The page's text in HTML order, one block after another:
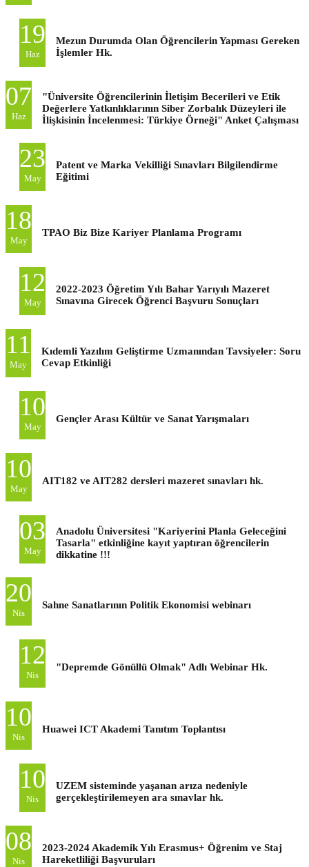
19
Haz
Mezun Durumda Olan Öğrencilerin Yapması Gereken
İşlemler Hk.
07
Haz
"Üniversite Öğrencilerinin İletişim Becerileri ve Etik
Değerlere Yatkınlıklarının Siber Zorbalık Düzeyleri ile
İlişkisinin İncelenmesi: Türkiye Örneği" Anket Çalışması
23
May
Patent ve Marka Vekilliği Sınavları Bilgilendirme
Eğitimi
18
May
TPAO Biz Bize Kariyer Planlama Programı
12
May
2022-2023 Öğretim Yılı Bahar Yarıyılı Mazeret
Sınavına Girecek Öğrenci Başvuru Sonuçları
11
May
Kıdemli Yazılım Geliştirme Uzmanından Tavsiyeler: Soru
Cevap Etkinliği
10
May
Gençler Arası Kültür ve Sanat Yarışmaları
10
May
AIT182 ve AIT282 dersleri mazeret sınavları hk.
03
May
Anadolu Üniversitesi "Kariyerini Planla Geleceğini
Tasarla" etkinliğine kayıt yaptıran öğrencilerin
dikkatine !!!
20
Nis
Sahne Sanatlarının Politik Ekonomisi webinarı
12
Nis
"Depremde Gönüllü Olmak" Adlı Webinar Hk.
10
Nis
Huawei ICT Akademi Tanıtım Toplantısı
10
Nis
UZEM sisteminde yaşanan arıza nedeniyle
gerçekleştirilemeyen ara sınavlar hk.
08
Nis
2023-2024 Akademik Yılı Erasmus+ Öğrenim ve Staj
Hareketliliği Başvuruları